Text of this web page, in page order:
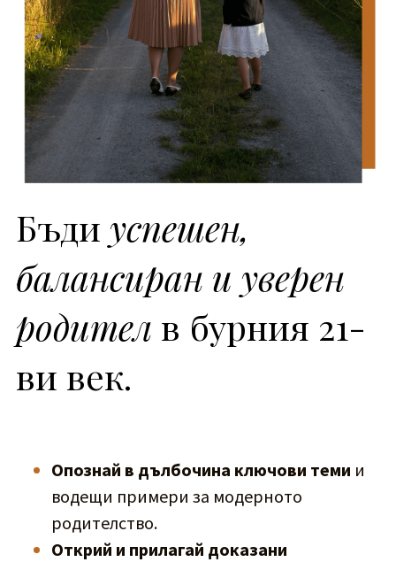
Бъди успешен,
балансиран и уверен
родител в бурния 21-
ви век.
Опознай в дълбочина ключови теми и
водещи примери за модерното
родителство.
Открий и прилагай доказани